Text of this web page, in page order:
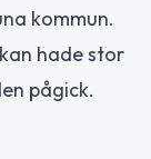
kommun.
hade stor
pågick.